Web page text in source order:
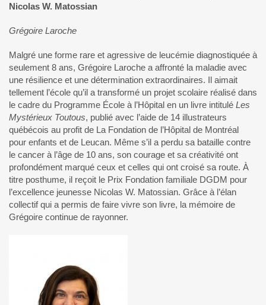
Nicolas W. Matossian
Grégoire Laroche
Malgré une forme rare et agressive de leucémie diagnostiquée à
seulement 8 ans, Grégoire Laroche a affronté la maladie avec
une résilience et une détermination extraordinaires. Il aimait
tellement l’école qu’il a transformé un projet scolaire réalisé dans
le cadre du Programme École à l’Hôpital en un livre intitulé Les
Mystérieux Toutous, publié avec l’aide de 14 illustrateurs
québécois au profit de La Fondation de l’Hôpital de Montréal
pour enfants et de Leucan. Même s’il a perdu sa bataille contre
le cancer à l’âge de 10 ans, son courage et sa créativité ont
profondément marqué ceux et celles qui ont croisé sa route. À
titre posthume, il reçoit le Prix Fondation familiale DGDM pour
l’excellence jeunesse Nicolas W. Matossian. Grâce à l’élan
collectif qui a permis de faire vivre son livre, la mémoire de
Grégoire continue de rayonner.